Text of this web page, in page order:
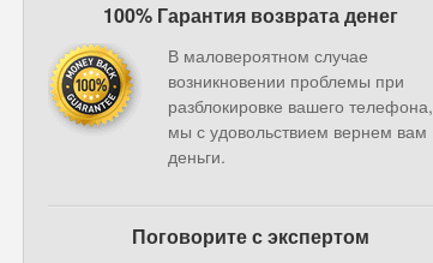
100% Гарантия возврата денег
В маловероятном случае
возникновении проблемы при
разблокировке вашего телефона,
мы с удовольствием вернем вам
деньги.
Поговорите с экспертом